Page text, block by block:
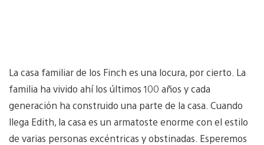
La casa familiar de los Finch es una locura, por cierto. La
familia ha vivido ahí los últimos 100 años y cada
generación ha construido una parte de la casa. Cuando
llega Edith, la casa es un armatoste enorme con el estilo
de varias personas excéntricas y obstinadas. Esperemos